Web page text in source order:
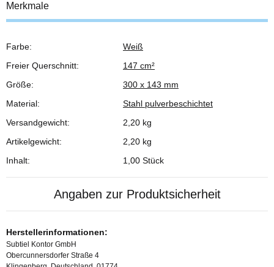
Merkmale
Produkteigenschaft
Wert
Farbe:
Weiß
Freier Querschnitt:
147 cm²
Größe:
300 x 143 mm
Material:
Stahl pulverbeschichtet
Versandgewicht:
2,20 kg
Artikelgewicht:
2,20 kg
Inhalt:
1,00 Stück
Angaben zur Produktsicherheit
Herstellerinformationen:
Subtiel Kontor GmbH
Obercunnersdorfer Straße 4